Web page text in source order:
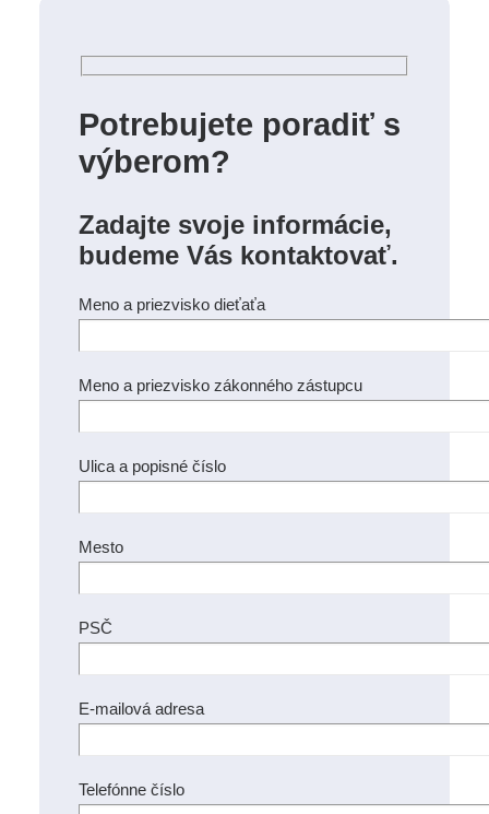
Potrebujete poradiť s
výberom?
Zadajte svoje informácie,
budeme Vás kontaktovať.
Meno a priezvisko dieťaťa
Meno a priezvisko zákonného zástupcu
Ulica a popisné číslo
Mesto
PSČ
E-mailová adresa
Telefónne číslo